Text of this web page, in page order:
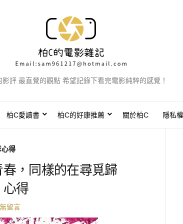
影評 最直覺的觀點 希望記錄下看完電影純粹的感覺！
柏C愛讀書 柏C的好康推薦 關於柏C 隱私
得
春，同樣的在尋覓歸
心得
留言